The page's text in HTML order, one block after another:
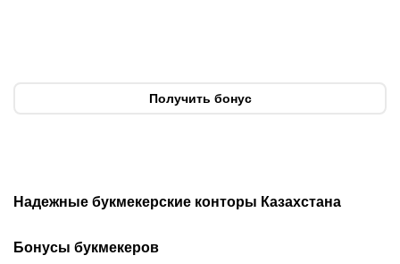
Получить бонус
Надежные букмекерские конторы Казахстана
Бонусы букмекеров